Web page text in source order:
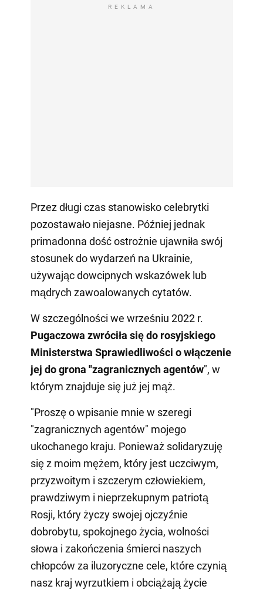
REKLAMA
Przez długi czas stanowisko celebrytki
pozostawało niejasne. Później jednak
primadonna dość ostrożnie ujawniła swój
stosunek do wydarzeń na Ukrainie,
używając dowcipnych wskazówek lub
mądrych zawoalowanych cytatów.
W szczególności we wrześniu 2022 r.
Pugaczowa zwróciła się do rosyjskiego
Ministerstwa Sprawiedliwości o włączenie
jej do grona "zagranicznych agentów", w
którym znajduje się już jej mąż.
"Proszę o wpisanie mnie w szeregi
"zagranicznych agentów" mojego
ukochanego kraju. Ponieważ solidaryzuję
się z moim mężem, który jest uczciwym,
przyzwoitym i szczerym człowiekiem,
prawdziwym i nieprzekupnym patriotą
Rosji, który życzy swojej ojczyźnie
dobrobytu, spokojnego życia, wolności
słowa i zakończenia śmierci naszych
chłopców za iluzoryczne cele, które czynią
nasz kraj wyrzutkiem i obciążają życie